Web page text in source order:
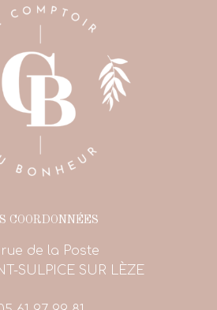
COORDONNÉES
rue de la Poste
SULPICE SUR LÈZE